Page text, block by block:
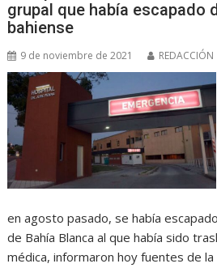
grupal que había escapado
bahiense
9 de noviembre de 2021 REDACCIÓN
en agosto pasado, se había
de Bahía Blanca al que había sido
médica, informaron hoy fuentes de